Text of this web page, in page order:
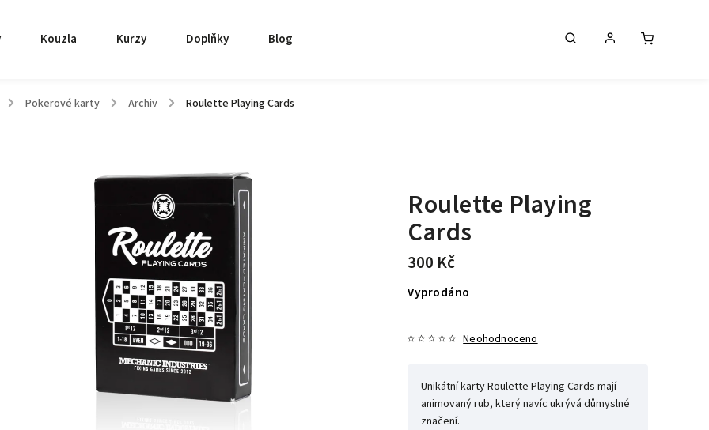
Kouzla Kurzy Doplňky Blog
/ Pokerové karty / Archiv / Roulette Playing Cards
Roulette Playing
Cards
300 Kč
Vyprodáno
Neohodnoceno
Unikátní karty Roulette Playing Cards mají
animovaný rub, který navíc ukrývá důmyslné
značení.